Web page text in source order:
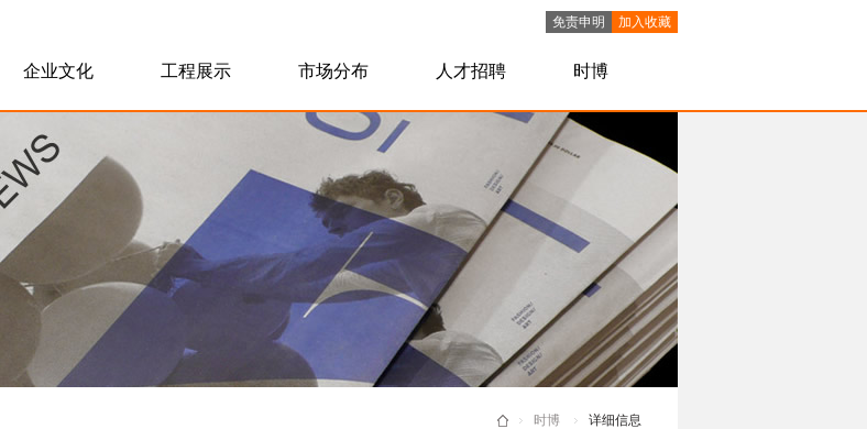
加入收藏
免责申明
企业文化 工程展示 市场分布 人才招聘 时博
shibo(中
详细信息
时博